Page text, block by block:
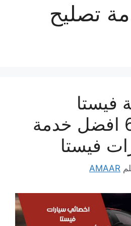
تصليح
فيستا
69622745 افضل خدمة
فيستا
AMAAR